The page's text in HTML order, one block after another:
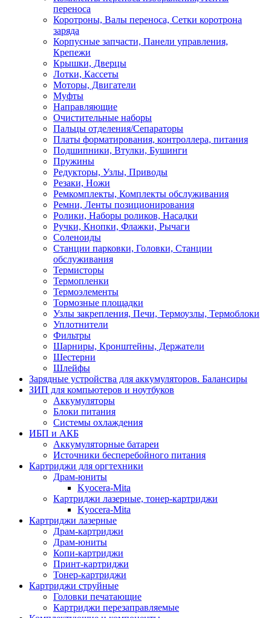
переноса
Коротроны, Валы переноса, Сетки коротрона
заряда
Корпусные запчасти, Панели управления,
Крепежи
Крышки, Дверцы
Лотки, Кассеты
Моторы, Двигатели
Муфты
Направляющие
Очистительные наборы
Пальцы отделения/Сепараторы
Платы форматирования, контроллера, питания
Подшипники, Втулки, Бушинги
Пружины
Редукторы, Узлы, Приводы
Резаки, Ножи
Ремкомплекты, Комплекты обслуживания
Ремни, Ленты позиционирования
Ролики, Наборы роликов, Насадки
Ручки, Кнопки, Флажки, Рычаги
Соленоиды
Станции парковки, Головки, Станции
обслуживания
Термисторы
Термопленки
Термоэлементы
Тормозные площадки
Узлы закрепления, Печи, Термоузлы, Термоблоки
Уплотнители
Фильтры
Шарниры, Кронштейны, Держатели
Шестерни
Шлейфы
Зарядные устройства для аккумуляторов. Балансиры
ЗИП для компьютеров и ноутбуков
Аккумуляторы
Блоки питания
Системы охлаждения
ИБП и АКБ
Аккумуляторные батареи
Источники бесперебойного питания
Картриджи для оргтехники
Драм-юниты
Kyocera-Mita
Картриджи лазерные, тонер-картриджи
Kyocera-Mita
Картриджи лазерные
Драм-картриджи
Драм-юниты
Копи-картриджи
Принт-картриджи
Тонер-картриджи
Картриджи струйные
Головки печатающие
Картриджи перезаправляемые